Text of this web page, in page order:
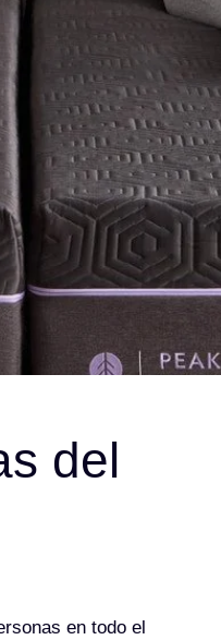
del
en todo el